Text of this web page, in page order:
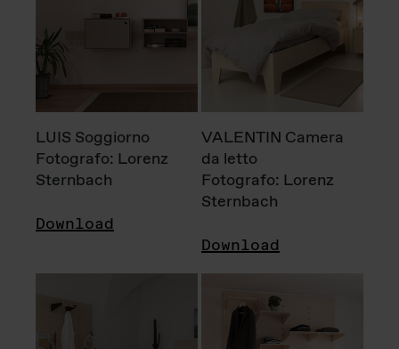
LUIS Soggiorno
Fotografo: Lorenz
Sternbach
Download
VALENTIN Camera
da letto
Fotografo: Lorenz
Sternbach
Download